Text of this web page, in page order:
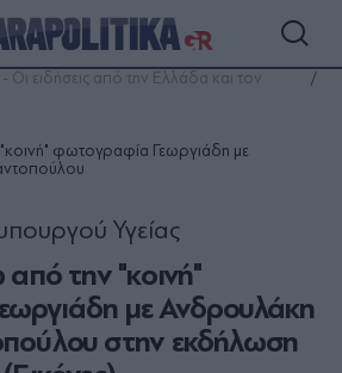
Οι ειδήσεις από την Ελλάδα και τον
φωτογραφία Γεωργιάδη με
την "κοινή"
με Ανδρουλάκη
στην εκδήλωση
Υγείας